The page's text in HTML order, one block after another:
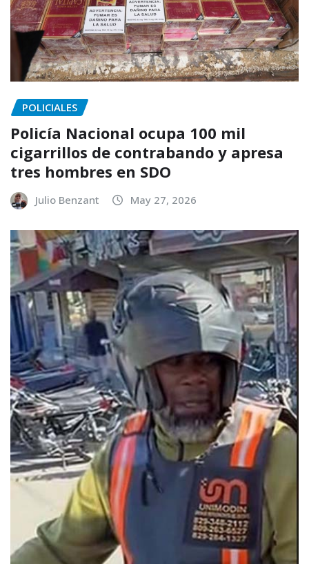
POLICIALES
Policía Nacional ocupa 100 mil
cigarrillos de contrabando y apresa
tres hombres en SDO
Julio Benzant May 27, 2026